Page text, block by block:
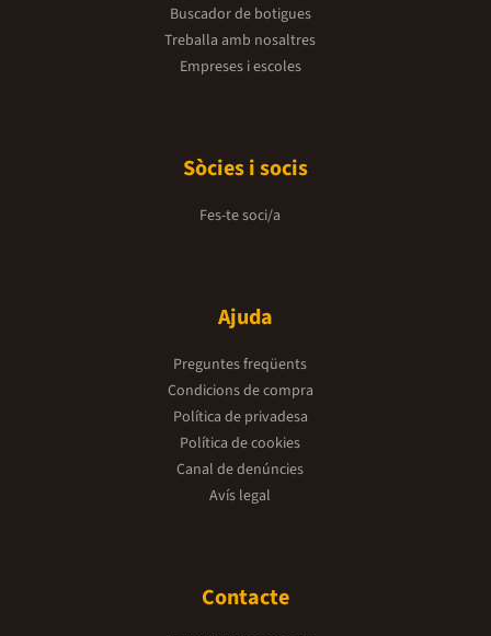
Buscador de botigues
Treballa amb nosaltres
Empreses i escoles
Sòcies i socis
Fes-te soci/a
Ajuda
Preguntes freqüents
Condicions de compra
Política de privadesa
Política de cookies
Canal de denúncies
Avís legal
Contacte